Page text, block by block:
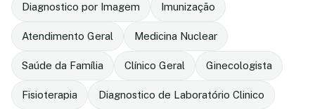
Diagnostico por Imagem Imunização
Atendimento Geral Medicina Nuclear
Saúde da Família Clínico Geral Ginecologista
Fisioterapia Diagnostico de Laboratório Clinico